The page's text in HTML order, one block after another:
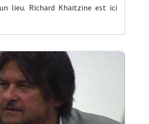
lieu. Richard Khaitzine est ici